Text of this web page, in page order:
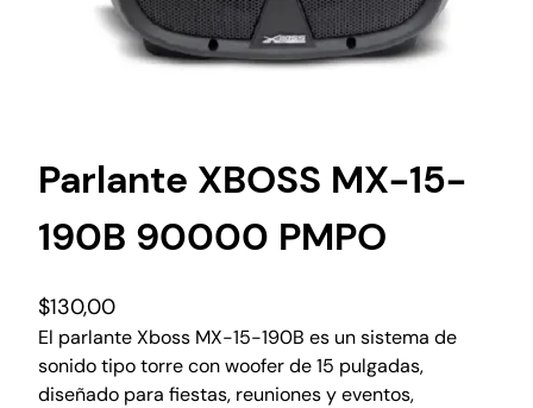
Parlante XBOSS MX-15-
190B 90000 PMPO
$130,00
El parlante Xboss MX-15-190B es un sistema de
sonido tipo torre con woofer de 15 pulgadas,
diseñado para fiestas, reuniones y eventos,